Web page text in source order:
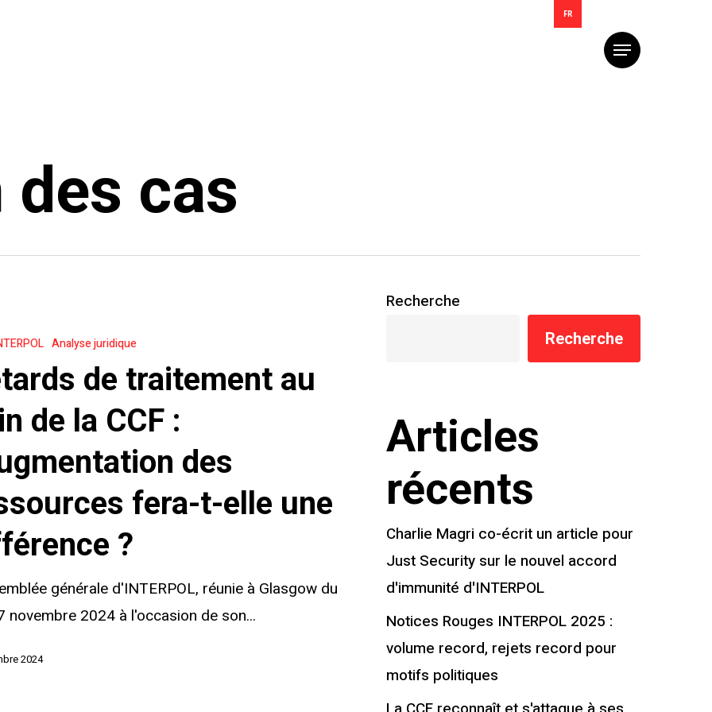
FR
Menu
cas
Analyse juridique
de traitement au
de la CCF :
des
fera-t-elle une
?
générale d'INTERPOL, réunie à Glasgow du
novembre 2024 à l'occasion de son...
2024
Recherche
Recherche
Articles
récents
Charlie Magri co-écrit un article pour
Just Security sur le nouvel accord
d'immunité d'INTERPOL
Notices Rouges INTERPOL 2025 :
volume record, rejets record pour
motifs politiques